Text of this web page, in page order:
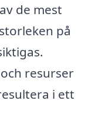
de mest
på
resurser
i ett